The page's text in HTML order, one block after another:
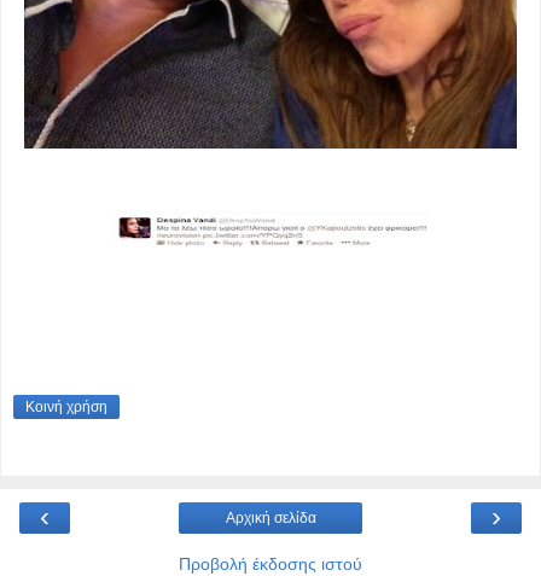
Κοινή χρήση
‹ ›
Αρχική σελίδα
Προβολή έκδοσης ιστού